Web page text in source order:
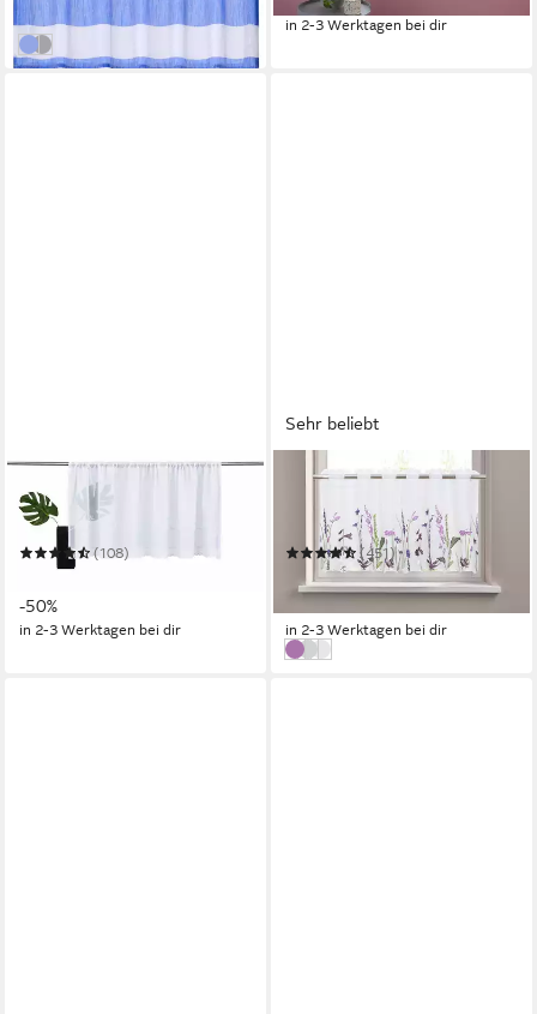
in 5-6 Werktagen bei dir
blau
grau
in 2-3 Werktagen bei dir
OTTO HOME
Scheibengardine Idaho
Mehrere Größen
(108)
ab 7,99 €
-50%
in 2-3 Werktagen bei dir
Sehr beliebt
OTTO HOME
Mehrere Größen
(451)
ab 7,49 € UVP11,99 €
in 2-3 Werktagen bei dir
lilabuntbraun